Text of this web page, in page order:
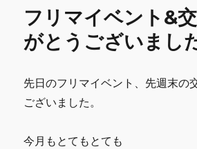
o
o
k
フリマイベント&
がとうございまし
先日のフリマイベント、先週末の
ございました。
今月もとてもとても